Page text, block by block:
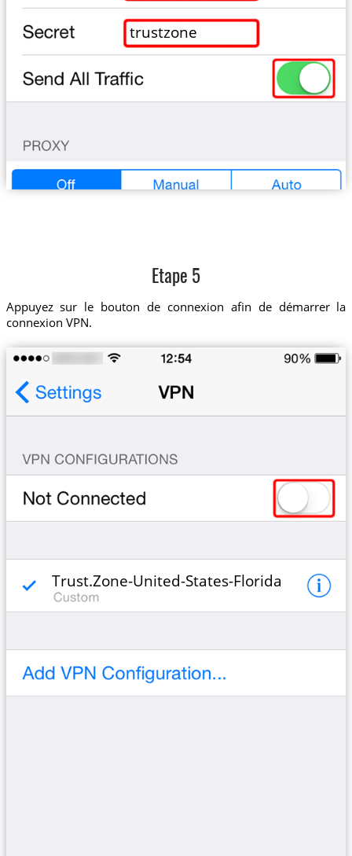
trustzone
Etape 5
Appuyez sur le bouton de connexion afin de démarrer la
connexion VPN.
Trust.Zone-United-States-Florida